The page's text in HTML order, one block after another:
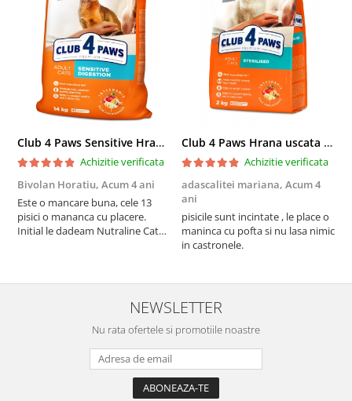
Club 4 Paws Sensitive Hrana uscata pisici adulte, 14kg
Achizitie verificata
Bivolan Horatiu, Acum 4 ani
Este o mancare buna, cele 13
pisici o mananca cu placere.
Initial le dadeam Nutraline Cat
nu o mananca cu placere. Eu
sunt multumit si voi continua cu
Club 4 Paws Hrana uscata pisici sterilizate, 2kg
Achizitie verificata
adascalitei mariana, Acum 4
ani
pisicile sunt incintate , le place o
maninca cu pofta si nu lasa nimic
in castronele.
NEWSLETTER
Nu rata ofertele si promotiile noastre